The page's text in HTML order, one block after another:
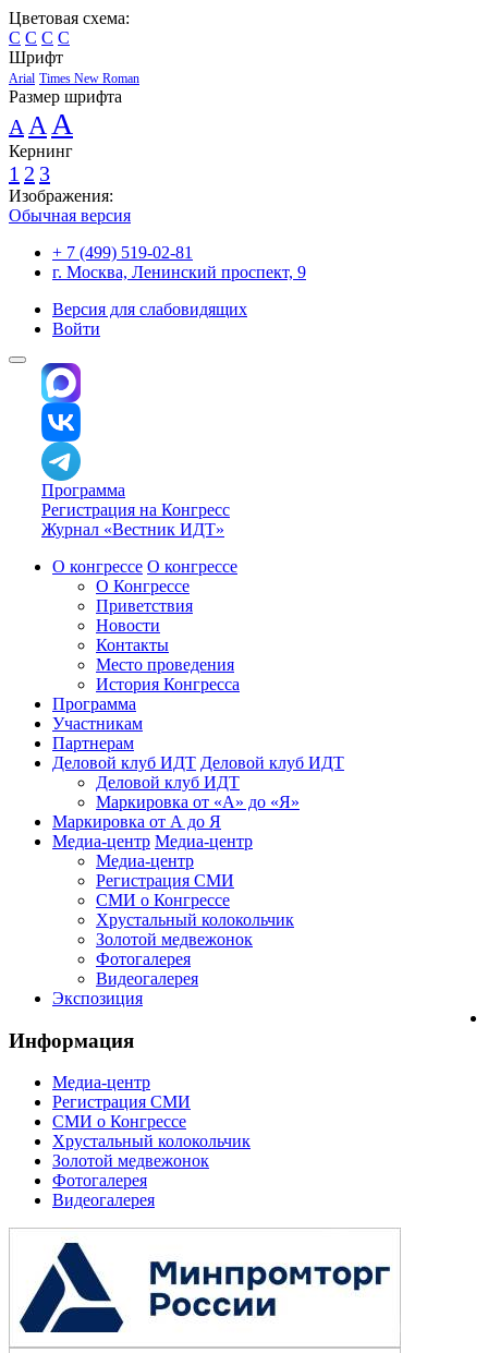
Цветовая схема:
C C C C
Шрифт
Arial Times New Roman
Размер шрифта
A A A
Кернинг
1 2 3
Изображения:
Обычная версия
+ 7 (499) 519-02-81
г. Москва, Ленинский проспект, 9
Версия для слабовидящих
Войти
Программа
Регистрация на Конгресс
Журнал «Вестник ИДТ»
О конгрессе О конгрессе
О Конгрессе
Приветствия
Новости
Контакты
Место проведения
История Конгресса
Программа
Участникам
Партнерам
Деловой клуб ИДТ Деловой клуб ИДТ
Деловой клуб ИДТ
Маркировка от «А» до «Я»
Маркировка от А до Я
Медиа-центр Медиа-центр
Медиа-центр
Регистрация СМИ
СМИ о Конгрессе
Хрустальный колокольчик
Золотой медвежонок
Фотогалерея
Видеогалерея
Экспозиция
Информация
Медиа-центр
Регистрация СМИ
СМИ о Конгрессе
Хрустальный колокольчик
Золотой медвежонок
Фотогалерея
Видеогалерея